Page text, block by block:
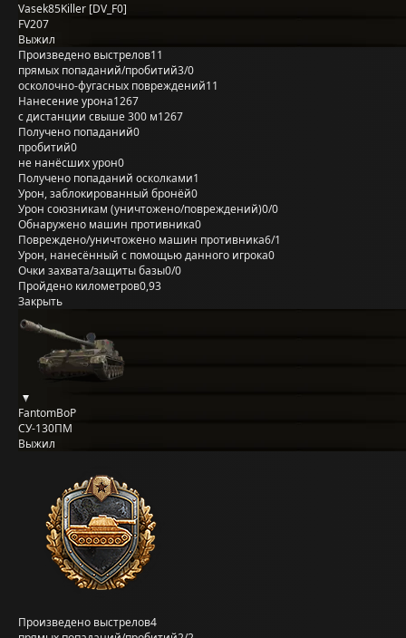
Vasek85Killer [DV_F0]
FV207
Выжил
Произведено выстрелов11
прямых попаданий/пробитий3/0
осколочно-фугасных повреждений11
Нанесение урона1267
с дистанции свыше 300 м1267
Получено попаданий0
пробитий0
не нанёсших урон0
Получено попаданий осколками1
Урон, заблокированный бронёй0
Урон союзникам (уничтожено/повреждений)0/0
Обнаружено машин противника0
Повреждено/уничтожено машин противника6/1
Урон, нанесённый с помощью данного игрока0
Очки захвата/защиты базы0/0
Пройдено километров0,93
Закрыть
FantomBoP
СУ-130ПМ
Выжил
Произведено выстрелов4